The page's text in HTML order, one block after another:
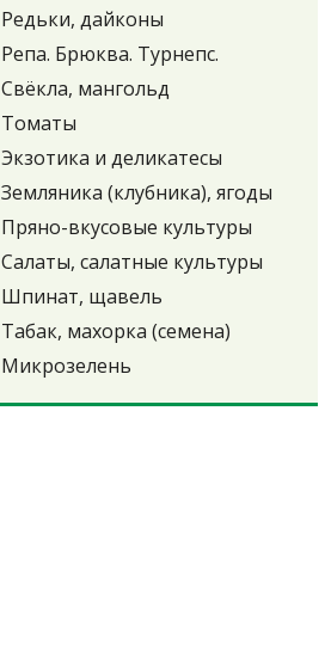
Редьки, дайконы
Репа. Брюква. Турнепс.
Свёкла, мангольд
Томаты
Экзотика и деликатесы
Земляника (клубника), ягоды
Пряно-вкусовые культуры
Салаты, салатные культуры
Шпинат, щавель
Табак, махорка (семена)
Микрозелень